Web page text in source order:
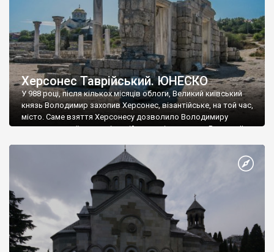
Херсонес Таврійський. ЮНЕСКО
У 988 році, після кількох місяців облоги, Великий київський
князь Володимир захопив Херсонес, візантійське, на той час,
місто. Саме взяття Херсонесу дозволило Володимиру
диктувати свої умови візантійському імператору Василю ІІ, та
Херсонесі Володимир-язичник, став Василем-християнином.
А потім було Хрещення Русі. На честь Херсонесу Таврійського